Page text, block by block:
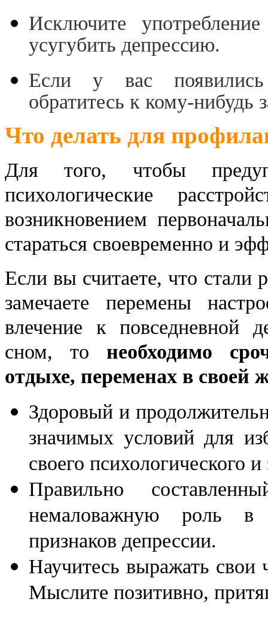
Исключите
усугубить депрессию.
Если у вас
обратитесь к кому-
Что делать для
Для того, чтобы
психологические
возникновением
стараться своевременно и
Если вы считаете, что стали
замечаете перемены
влечение к повседневной
сном, то необходимо
отдыхе, переменах в своей
Здоровый и
значимых условий для
своего психологического
Правильно
немаловажную роль в
признаков депрессии.
Научитесь выражать свои
Мыслите позитивно,